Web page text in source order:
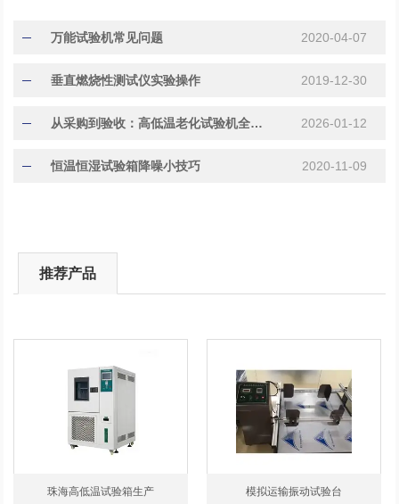
万能试验机常见问题 2020-04-07
垂直燃烧性测试仪实验操作 2019-12-30
从采购到验收：高低温老化试验机全流程使用指南 2026-01-12
恒温恒湿试验箱降噪小技巧 2020-11-09
推荐产品
珠海高低温试验箱生产 模拟运输振动试验台